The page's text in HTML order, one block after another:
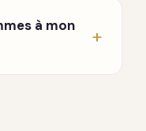
à vos
par
à mon